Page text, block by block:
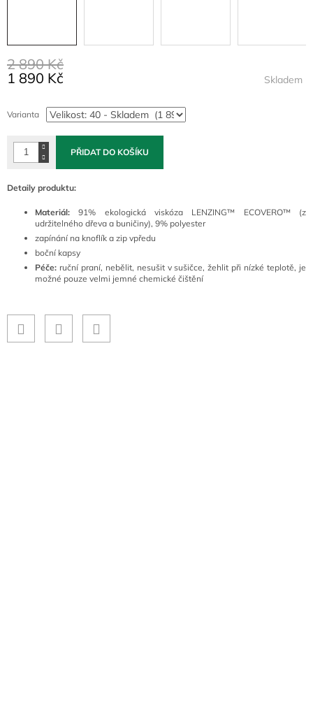
2 890 Kč
1 890 Kč
cena:
Skladem
Varianta
PŘIDAT DO KOŠÍKU
Detaily produktu:
Materiál:91% ekologická viskóza LENZING™ ECOVERO™ (z
udržitelného dřeva a buničiny), 9% polyester
zapínání na knoflík a zip vpředu
boční kapsy
Péče: ruční praní, nebělit, nesušit v sušičce, žehlit při nízké teplotě, je
možné pouze velmi jemné chemické čištění